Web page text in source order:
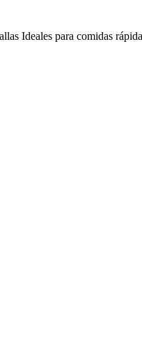
Ideales para comidas